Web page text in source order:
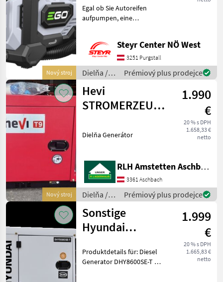
Nový stroj
Egal ob Sie Autoreifen
aufpumpen, eine
vorbereiten – der
kompakte EGO 3-in-1-
Luftkompressor bietet
leistungsstarke und
Steyr Center NÖ West
3251 Purgstall
Dielňa /
Sonstige
Prémiový plus prodejce
Nový stroj
Hevi
STROMERZEUGER
DIESEL AVR
1.990
€
20 % s DPH
1.658,33 €
netto
Dielňa Generátor
RLH Amstetten Aschbach
3361 Aschbach
Dielňa /
Hevi
Prémiový plus prodejce
Sonstige
Hyundai
1.999
€
20 % s DPH
1.665,83 €
netto
Produktdetails für: Diesel
Generator DHY8600SE-T D